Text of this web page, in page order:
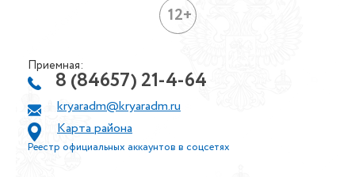
12+
Приемная:
8 (84657) 21-4-64
kryaradm@kryaradm.ru
Карта района
Реестр официальных аккаунтов в соцсетях